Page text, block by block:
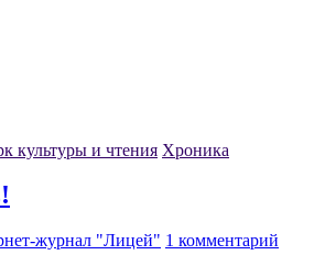
культуры и чтения Хроника
журнал "Лицей" 1 комментарий